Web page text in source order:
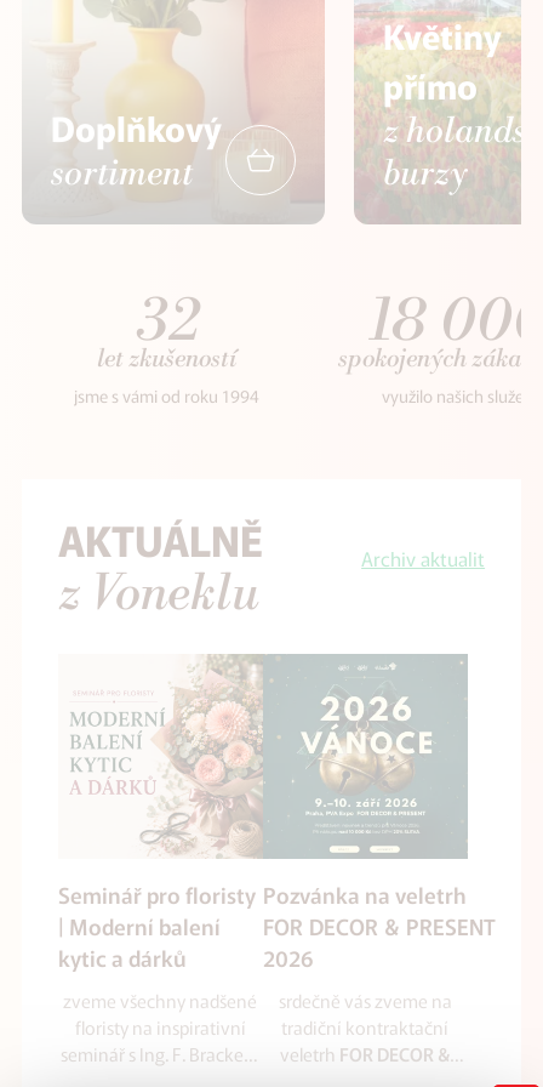
Doplňkový
sortiment
Květiny
přímo
z
burzy
32
let zkušeností
jsme s vámi od roku 1994
18
spokojených
využilo našich služeb
AKTUÁLNĚ
z Voneklu
Archiv aktualit
Seminář pro floristy
| Moderní balení
kytic a dárků
zveme všechny nadšené
floristy na inspirativní
seminář s Ing. F. Brackem
Pozvánka na veletrh
FOR DECOR & PRESENT
2026
srdečně vás zveme na
tradiční kontraktační
veletrh FOR DECOR &